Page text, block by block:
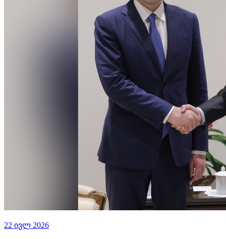
22 ივლ 2026